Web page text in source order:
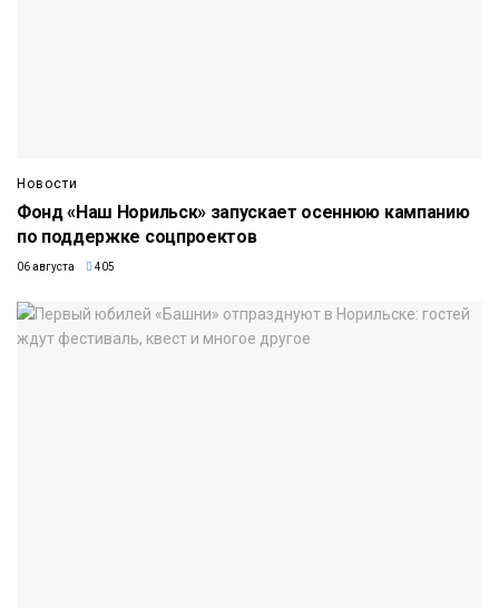
Новости
Фонд «Наш Норильск» запускает осеннюю кампанию
по поддержке соцпроектов
06 августа 405